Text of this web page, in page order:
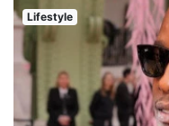
Lifestyle